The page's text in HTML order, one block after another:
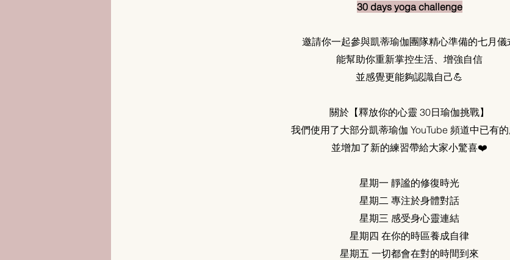
30 days yoga challenge
邀請你一起參與凱蒂瑜伽團隊精心準備的七月儀
能幫助你重新掌控生活、增強自信
並感覺更能夠認識自己💪
關於【釋放你的心靈 30日瑜伽挑戰】
我們使用了大部分凱蒂瑜伽 YouTube 頻道中已有
並增加了新的練習帶給大家小驚喜❤️
星期一 靜謐的修復時光
星期二 專注於身體對話
星期三 感受身心靈連結
星期四 在你的時區養成自律
星期五 一切都會在對的時間到來